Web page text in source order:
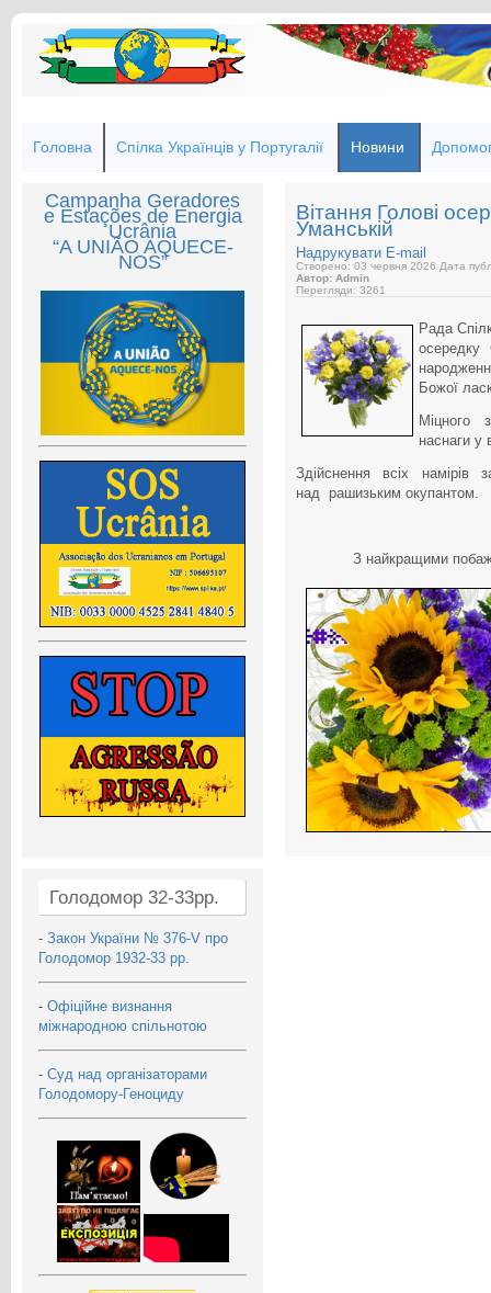
Головна Спілка Українців у Португалії Новини
Campanha Geradores
e Estações de Energia
Ucrânia
“A UNIÃO AQUECE-
NOS”
Голодомор 32-33рр.
- Закон України № 376-V про
Голодомор 1932-33 рр.
- Офіційне визнання
міжнародною спільнотою
- Суд над організаторами
Голодомору-Геноциду
Вітання Голові
Уманській
Надрукувати E-mail
Створено: 03 червня 2026 Дата
Автор: Admin
Перегляди: 3261
Рада
Божої
Міцного
наснаги у
Здійснення всіх намірів
над рашизьким окупантом.
З найкращими